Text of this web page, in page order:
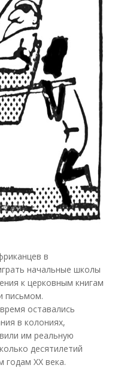
в
начальные школы
к церковным книгам
письмом.
оставались
в колониях,
им реальную
десятилетий
XX века.